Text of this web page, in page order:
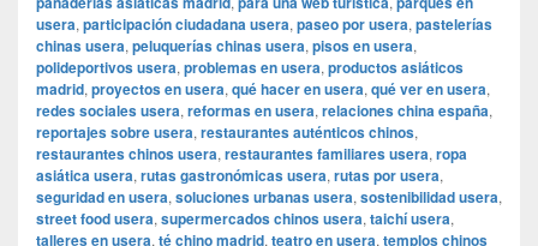
usera, participación ciudadana usera, paseo por usera, pastelerías
chinas usera, peluquerías chinas usera, pisos en usera,
polideportivos usera, problemas en usera, productos asiáticos
madrid, proyectos en usera, qué hacer en usera, qué ver en usera,
redes sociales usera, reformas en usera, relaciones china españa,
reportajes sobre usera, restaurantes auténticos chinos,
restaurantes chinos usera, restaurantes familiares usera, ropa
asiática usera, rutas gastronómicas usera, rutas por usera,
seguridad en usera, soluciones urbanas usera, sostenibilidad usera,
street food usera, supermercados chinos usera, taichí usera,
talleres en usera, té chino madrid, teatro en usera, templos chinos